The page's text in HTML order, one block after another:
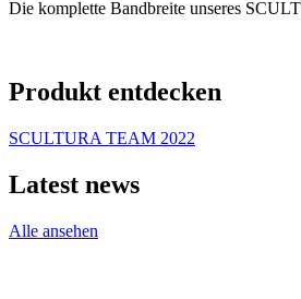
Die komplette Bandbreite unseres
Produkt entdecken
SCULTURA TEAM 2022
Latest news
Alle ansehen